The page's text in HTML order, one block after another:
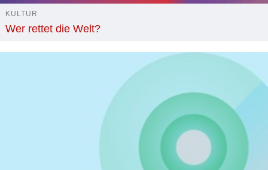
KULTUR
Wer rettet die Welt?